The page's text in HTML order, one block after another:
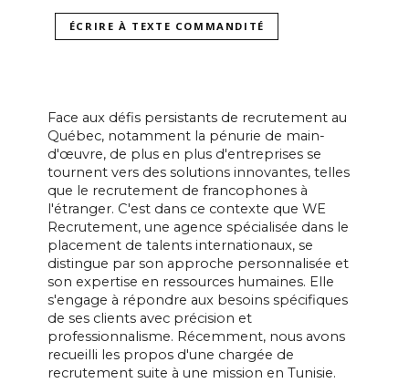
ÉCRIRE À TEXTE COMMANDITÉ
Face aux défis persistants de recrutement au
Québec, notamment la pénurie de main-
d'œuvre, de plus en plus d'entreprises se
tournent vers des solutions innovantes, telles
que le recrutement de francophones à
l'étranger. C'est dans ce contexte que WE
Recrutement, une agence spécialisée dans le
placement de talents internationaux, se
distingue par son approche personnalisée et
son expertise en ressources humaines. Elle
s'engage à répondre aux besoins spécifiques
de ses clients avec précision et
professionnalisme. Récemment, nous avons
recueilli les propos d'une chargée de
recrutement suite à une mission en Tunisie.